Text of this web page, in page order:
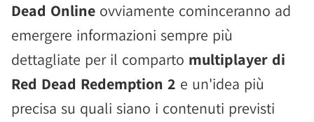
Dead Online ovviamente cominceranno ad
emergere informazioni sempre più
dettagliate per il comparto multiplayer di
Red Dead Redemption 2 e un'idea più
precisa su quali siano i contenuti previsti